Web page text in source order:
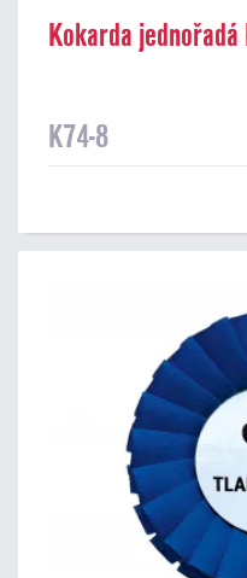
Kokarda
K74-8